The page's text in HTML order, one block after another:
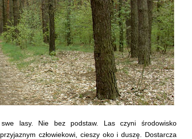
lasy. Nie bez podstaw. Las czyni środowisko
człowiekowi, cieszy oko i duszę. Dostarcza